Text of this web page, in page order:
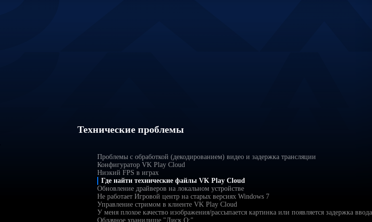
Технические проблемы
Проблемы с обработкой (декодированием) видео и задержка трансляции
Конфигуратор VK Play Cloud
Низкий FPS в играх
Где найти технические файлы VK Play Cloud
Обновление драйверов на локальном устройстве
Не работает Игровой центр на старых версиях Windows 7
Управление стримом в клиенте VK Play Cloud
У меня плохое качество изображения/рассыпается картинка или появляется задержка ввода
Облачное хранилище "Диск O:"